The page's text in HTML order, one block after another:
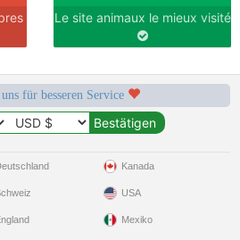
Le site animaux le mieux visité
für besseren Service
Kanada
USA
Mexiko